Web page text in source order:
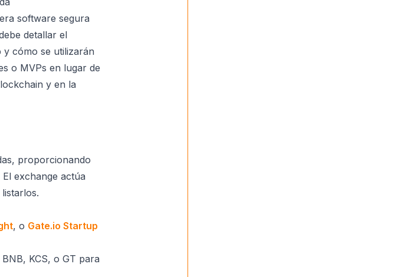
software segura
detallar el
y cómo se utilizarán
o MVPs en lugar de
y en la
proporcionando
exchange actúa
, o Gate.io Startup
KCS, o GT para